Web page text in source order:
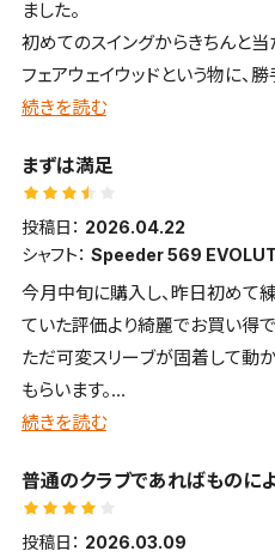
ました。
初めてのスイングからきちんと当
フェアウェイウッドという物に、
が、全くの誤りでした。
続きを読む
まずは満足
投稿日： 2026.04.22
シャフト： Speeder 569
今月中旬に購入し、昨日初めて
ていた評価より綺麗でお買い得で
ただ可変スリーブが固着して動
もらいます。
返品するつもりもないし、専用
続きを読む
普通のクラブであればものに
投稿日： 2026.03.09